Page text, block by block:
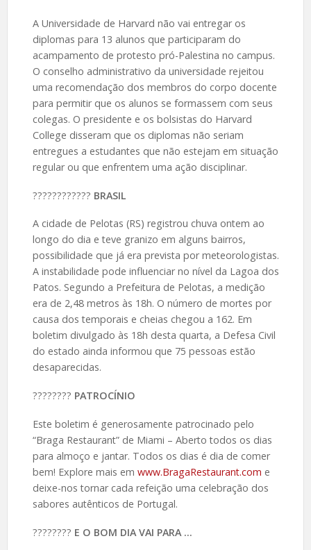
A Universidade de Harvard não vai entregar os
diplomas para 13 alunos que participaram do
acampamento de protesto pró-Palestina no campus.
O conselho administrativo da universidade rejeitou
uma recomendação dos membros do corpo docente
para permitir que os alunos se formassem com seus
colegas. O presidente e os bolsistas do Harvard
College disseram que os diplomas não seriam
entregues a estudantes que não estejam em situação
regular ou que enfrentem uma ação disciplinar.
????️???????? BRASIL
A cidade de Pelotas (RS) registrou chuva ontem ao
longo do dia e teve granizo em alguns bairros,
possibilidade que já era prevista por meteorologistas.
A instabilidade pode influenciar no nível da Lagoa dos
Patos. Segundo a Prefeitura de Pelotas, a medição
era de 2,48 metros às 18h. O número de mortes por
causa dos temporais e cheias chegou a 162. Em
boletim divulgado às 18h desta quarta, a Defesa Civil
do estado ainda informou que 75 pessoas estão
desaparecidas.
????️???? PATROCÍNIO
Este boletim é generosamente patrocinado pelo
“Braga Restaurant” de Miami – Aberto todos os dias
para almoço e jantar. Todos os dias é dia de comer
bem! Explore mais em www.BragaRestaurant.com e
deixe-nos tornar cada refeição uma celebração dos
sabores autênticos de Portugal.
????️???? E O BOM DIA VAI PARA …